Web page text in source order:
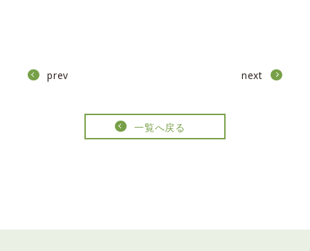
prev next
一覧へ戻る